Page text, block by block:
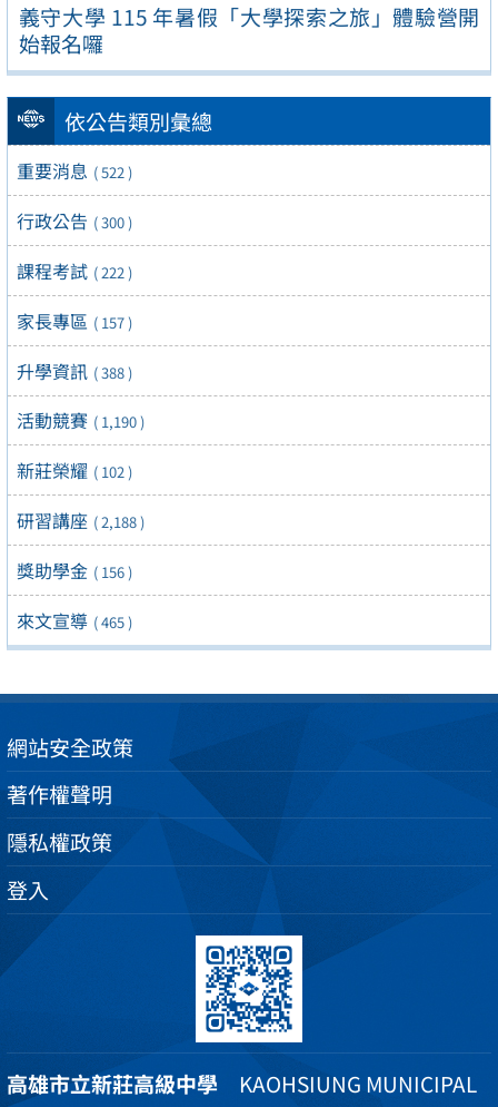
義守大學 115 年暑假「大學探索之旅」體驗營開
始報名囉
依公告類別彙總
重要消息 ( 522 )
行政公告 ( 300 )
課程考試 ( 222 )
家長專區 ( 157 )
升學資訊 ( 388 )
活動競賽 ( 1,190 )
新莊榮耀 ( 102 )
研習講座 ( 2,188 )
獎助學金 ( 156 )
來文宣導 ( 465 )
網站安全政策
著作權聲明
隱私權政策
登入
高雄市立新莊高級中學 KAOHSIUNG MUNICIPAL